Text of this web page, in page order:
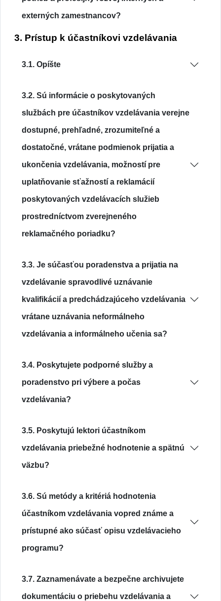
externých zamestnancov?
3. Prístup k účastníkovi vzdelávania
3.1. Opíšte
3.2. Sú informácie o poskytovaných
službách pre účastníkov vzdelávania verejne
dostupné, prehľadné, zrozumiteľné a
dostatočné, vrátane podmienok prijatia a
ukončenia vzdelávania, možností pre
uplatňovanie sťažností a reklamácií
poskytovaných vzdelávacích služieb
prostredníctvom zverejneného
reklamačného poriadku?
3.3. Je súčasťou poradenstva a prijatia na
vzdelávanie spravodlivé uznávanie
kvalifikácií a predchádzajúceho vzdelávania
vrátane uznávania neformálneho
vzdelávania a informálneho učenia sa?
3.4. Poskytujete podporné služby a
poradenstvo pri výbere a počas
vzdelávania?
3.5. Poskytujú lektori účastníkom
vzdelávania priebežné hodnotenie a spätnú
väzbu?
3.6. Sú metódy a kritériá hodnotenia
účastníkom vzdelávania vopred známe a
prístupné ako súčasť opisu vzdelávacieho
programu?
3.7. Zaznamenávate a bezpečne archivujete
dokumentáciu o priebehu vzdelávania a